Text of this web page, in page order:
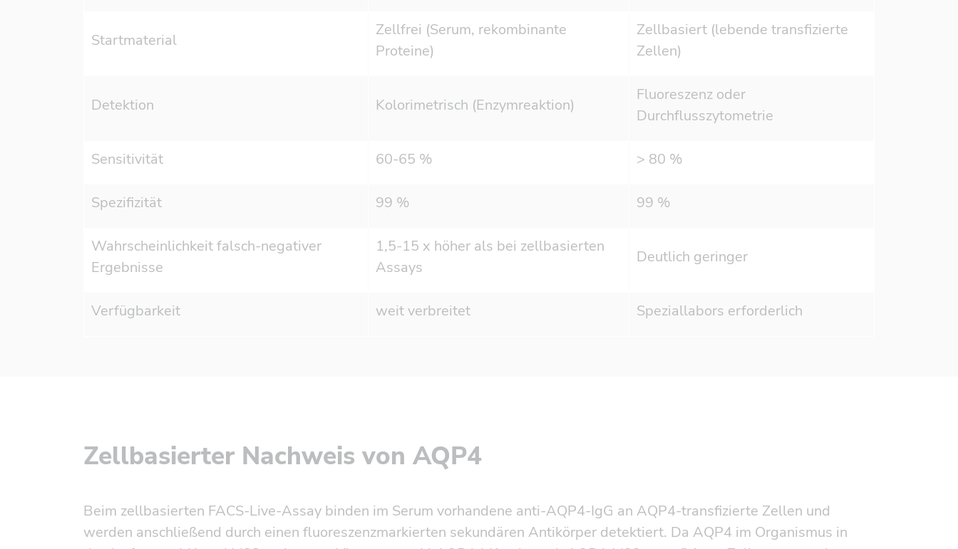
Startmaterial
Zellfrei (Serum, rekombinante
Proteine)
Zellbasiert (lebende transfizierte
Zellen)
Detektion Kolorimetrisch (Enzymreaktion)
Fluoreszenz oder
Durchflusszytometrie
Sensitivität 60-65 % > 80 %
Spezifizität 99 % 99 %
Wahrscheinlichkeit falsch-negativer
Ergebnisse
1,5-15 x höher als bei zellbasierten
Assays
Deutlich geringer
Verfügbarkeit weit verbreitet Speziallabors erforderlich
Zellbasierter Nachweis von AQP4
Beim zellbasierten FACS-Live-Assay binden im Serum vorhandene anti-AQP4-IgG an AQP4-transfizierte Zellen und
werden anschließend durch einen fluoreszenzmarkierten sekundären Antikörper detektiert. Da AQP4 im Organismus in